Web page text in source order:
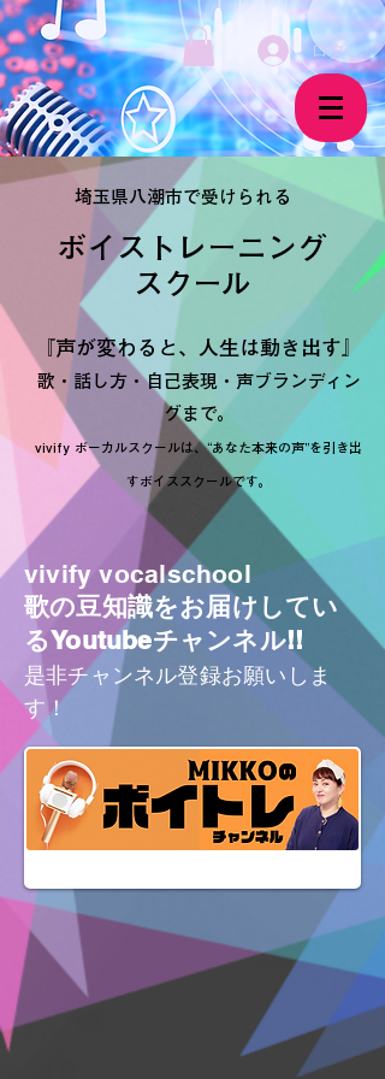
ログイン
埼玉県八潮市で受けられる
ボイストレーニング
​スクール
『声が変わると、人生は動き出す』
歌・話し方・自己表現・声ブランディン
グまで。
vivify ボーカルスクールは、“あなた本来の声”を引き出
すボイススクールです。
vivify vocalschool
歌の豆知識をお届けしてい
るYoutubeチャンネル!!
是非チャンネル登録お願いしま
す！